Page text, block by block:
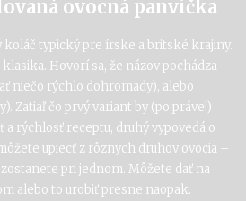
ovocná panvička
koláč typický pre írske a britské krajiny.
Hovorí sa, že názov pochádza
niečo rýchlo dohromady), alebo
Zatiaľ čo prvý variant by (po práve!)
a rýchlosť receptu, druhý vypovedá o
upiecť z rôznych druhov ovocia –
pri jednom. Môžete dať na
alebo to urobiť presne naopak.